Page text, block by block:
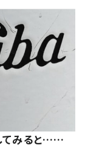
てみると……